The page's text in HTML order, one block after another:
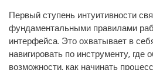
Первый ступень интуитивности
фундаментальными правилами
интерфейса. Это охватывает в
навигировать по инструменту, где
возможности, как начинать